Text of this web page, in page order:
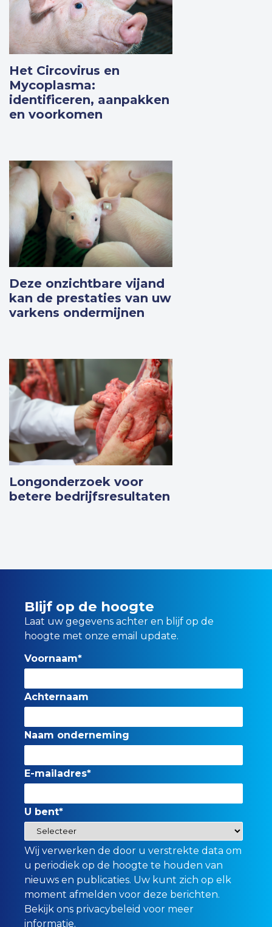
Het Circovirus en
Mycoplasma:
identificeren, aanpakken
en voorkomen
Deze onzichtbare vijand
kan de prestaties van uw
varkens ondermijnen
Longonderzoek voor
betere bedrijfsresultaten
Blijf op de hoogte
Laat uw gegevens achter en blijf op de
hoogte met onze email update.
Voornaam*
Achternaam
Naam onderneming
E-mailadres*
U bent*
Wij verwerken de door u verstrekte data om
u periodiek op de hoogte te houden van
nieuws en publicaties. Uw kunt zich op elk
moment afmelden voor deze berichten.
Bekijk ons privacybeleid voor meer
informatie.